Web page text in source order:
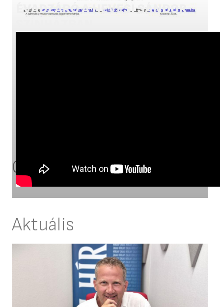
Galériák ÖSSZES GALÉRIA
ÉVADZÁRÓ A HEVESI SÁNDOR
Aktuális